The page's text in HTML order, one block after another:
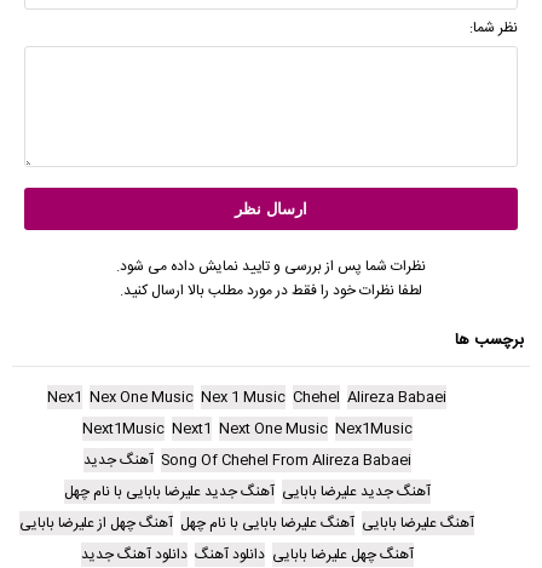
نظر شما:
نظرات شما پس از بررسی و تایید نمایش داده می شود.
لطفا نظرات خود را فقط در مورد مطلب بالا ارسال کنید.
برچسب ها
Alireza Babaei
Chehel
Nex 1 Music
Nex One Music
Nex1
Nex1Music
Next One Music
Next1
Next1Music
Song Of Chehel From Alireza Babaei آهنگ جدید
آهنگ جدید علیرضا بابایی آهنگ جدید علیرضا بابایی با نام چهل
آهنگ علیرضا بابایی آهنگ علیرضا بابایی با نام چهل آهنگ چهل از علیرضا بابایی
آهنگ چهل علیرضا بابایی دانلود آهنگ دانلود آهنگ جدید